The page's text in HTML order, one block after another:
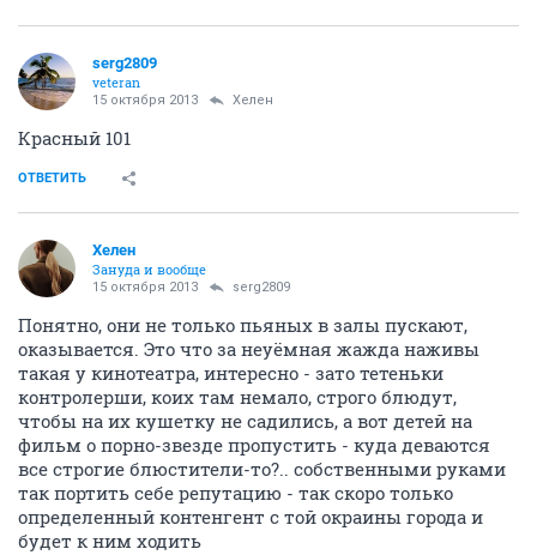
serg2809
veteran
15 октября 2013 Хелен
Красный 101
ОТВЕТИТЬ
Хелен
Зануда и вообще
15 октября 2013 serg2809
Понятно, они не только пьяных в залы пускают,
оказывается. Это что за неуёмная жажда наживы
такая у кинотеатра, интересно - зато тетеньки
контролерши, коих там немало, строго блюдут,
чтобы на их кушетку не садились, а вот детей на
фильм о порно-звезде пропустить - куда деваются
все строгие блюстители-то?.. собственными руками
так портить себе репутацию - так скоро только
определенный контенгент с той окраины города и
будет к ним ходить